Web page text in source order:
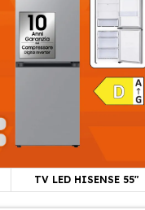
TV LED HISENSE 55"